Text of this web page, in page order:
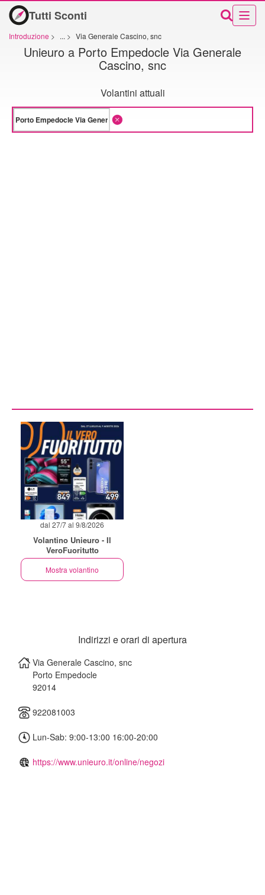
Tutti Sconti
Introduzione > ... > Via Generale Cascino, snc
Unieuro a Porto Empedocle Via Generale
Cascino, snc
Volantini attuali
dal 27/7 al 9/8/2026
Volantino Unieuro - Il
VeroFuoritutto
Mostra volantino
Indirizzi e orari di apertura
Via Generale Cascino, snc
Porto Empedocle
92014
922081003
Lun-Sab: 9:00-13:00 16:00-20:00
https://www.unieuro.it/online/negozi